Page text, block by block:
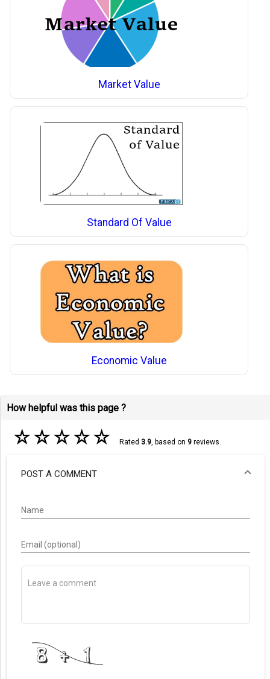
Market Value
Standard Of Value
Economic Value
How helpful was this page ?
☆☆☆☆☆ Rated 3.9, based on 9reviews.
POST A COMMENT
Name
Email (optional)